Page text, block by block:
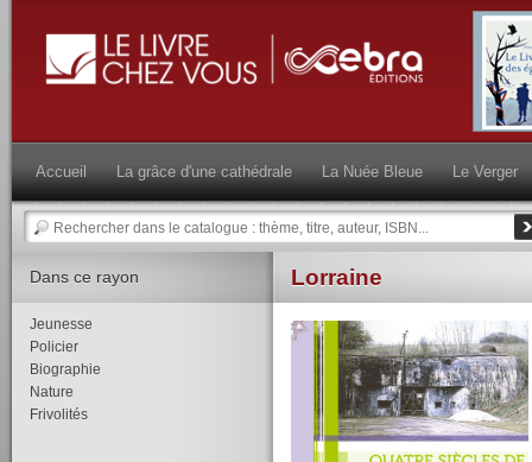
Accueil La grâce d'une cathédrale La Nuée Bleue Le Verger
Lorraine
Dans ce rayon
Jeunesse
Policier
Biographie
Nature
Frivolités